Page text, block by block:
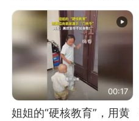
快乐长这样
00:17
姐姐的“硬核教育”，用黄